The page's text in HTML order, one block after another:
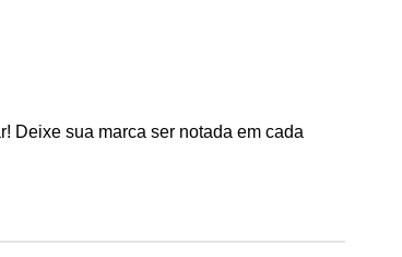
Deixe sua marca ser notada em cada